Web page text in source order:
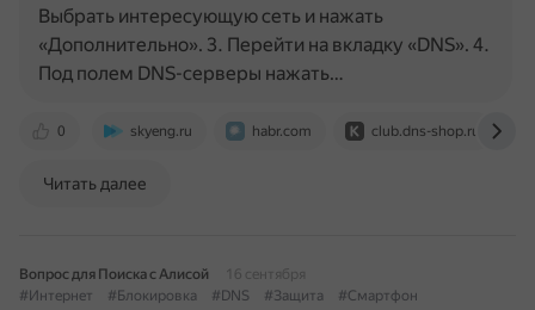
0 skyeng.ru habr.com club.dns-shop.ru
Выбрать интересующую сеть и нажать
«Дополнительно». 3. Перейти на вкладку «DNS». 4.
Под полем DNS-серверы нажать…
Читать далее
Вопрос для Поиска с Алисой
16 сентября
#Интернет
#Блокировка #DNS #Защита #Смартфон